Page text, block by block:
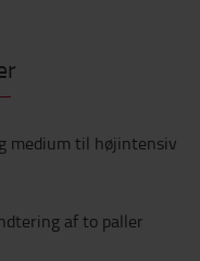
medium til højintensiv
af to paller